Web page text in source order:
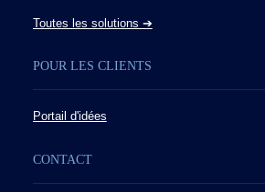
Toutes les solutions ➔
POUR LES CLIENTS
Portail d'idées
CONTACT